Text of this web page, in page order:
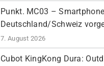
Punkt. MC03 –
Deutschland/Schweiz
7. August 2026
Cubot KingKong Dura: